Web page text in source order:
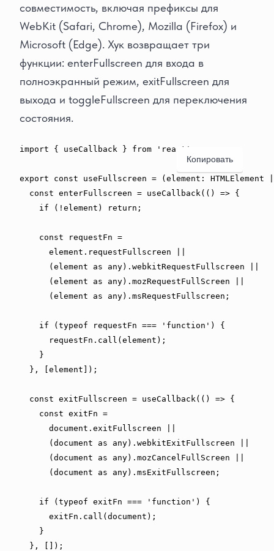
совместимость, включая префиксы для
WebKit (Safari, Chrome), Mozilla (Firefox) и
Microsoft (Edge). Хук возвращает три
функции: enterFullscreen для входа в
полноэкранный режим, exitFullscreen для
выхода и toggleFullscreen для переключения
состояния.
Копировать
import { useCallback } from 'react'
export const useFullscreen = ( element : HTMLElement
const enterFullscreen = useCallback( ( ) => {
if
( ! element ) return ;
const requestFn =
      element
. requestFullscreen
( element as any) . webkitRequestFullscreen
( element as any) . mozRequestFullScreen
( element as any) . msRequestFullscreen ;
if ( typeof requestFn === 'function' )
{
      requestFn
. call ( element ) ;
}
} , element ) ;
const exitFullscreen = useCallback( ( ) => {
const exitFn =
document . exitFullscreen
( document as any) . webkitExitFullscreen
( document as any) . mozCancelFullScreen
( document as any) . msExitFullscreen ;
if ( typeof exitFn === 'function' )
{
      exitFn
. call ( document ) ;
}
} , ) ;